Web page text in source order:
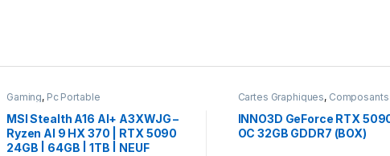
Gaming, Pc Portable
MSI Stealth A16 AI+ A3XWJG –
Ryzen AI 9 HX 370 | RTX 5090
24GB | 64GB | 1TB | NEUF
Cartes Graphiques, Composants
NVIDIA
INNO3D GeForce RTX
OC 32GB GDDR7 (BOX)